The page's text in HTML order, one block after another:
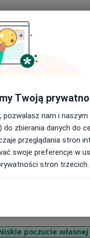
studia
z dorosłymi jak
Krakowskim
Psychicznego
w Krakowie na
trudności w
poczucie
Twoją
pozwalasz nam i
do zbierania danych do
przeglądania stron
swoje preferencje w
stron